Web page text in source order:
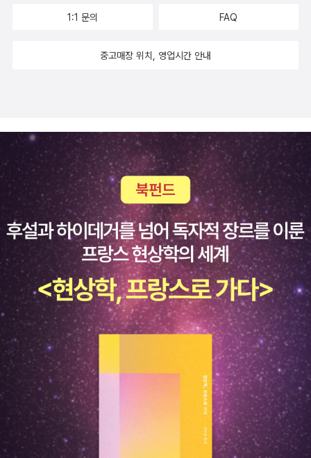
라고요 결국 연습장에 따로 또 쓰면서 연습하는데동글동글한 부분이
울 수 있고, 뜻이나 이런 것도 간편하게 볼 수 있었어요다른 외국어 공
좋겠단 생각을 했어요!성조는 많이 까다롭고 어려워요 성조 부호가
적혀 있어도 이게 이렇게 올리던가? 저렇게 올리던가?헷갈리거든요
물론 중국어 성조보다는 어렵지 않지만 확실히 성조는 많은 연습이
필요하다는 사실을 공부하면서 깨달았어요​한국어로 발음 적어 보라
는 건 생각도 못 한 부분이라 저것도 재밌었네요보통은 한국어로 발
음 적으라는 건 없잖아요? 무조건 외국어 그대로 적어보라고 하지..
그만큼 초보자들이 쉽게 따라갈 수 있는 책임은 분명한 것 같습니다!!​
일본어나 영어, 중국어 등등 많은 외국어들은 이미 통용되는 사회잖
아요?새로운 언어를 배우고 싶으신 분들에게는 태국어를 한 번 추천
해보고 싶어요​요즘 태국도 드라마나 영화 쪽으로 상당히 발전하고 있
어서 태국어 배워서 태국 여행도 가보고,태국의 드라마나 영화도 자
막 없이 한 번 도전해 보시면 어떨까요?​
국어가 곧잘 나온다면 태국인들은 나를 더 반갑게 맞이해 줄 것 같다.
1:1 문의 FAQ
중고매장 위치, 영업시간 안내